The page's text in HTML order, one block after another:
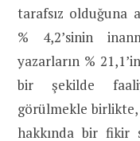
tarafsız olduğuna
% 4,2’sinin
yazarların %
bir şekilde
görülmekle birlikte,
hakkında bir fikir